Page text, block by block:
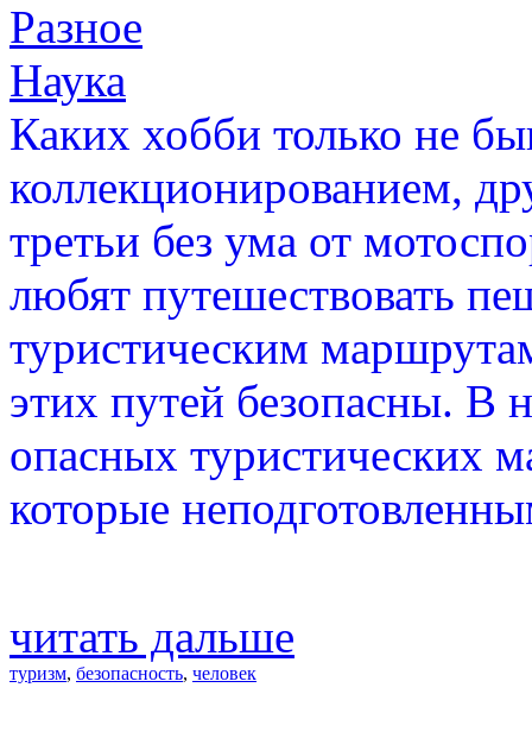
Разное
Наука
Каких хобби только не
коллекционированием,
третьи без ума от
любят путешествовать
туристическим
этих путей безопасны. В
опасных туристических
которые
читать дальше
туризм, безопасность, человек